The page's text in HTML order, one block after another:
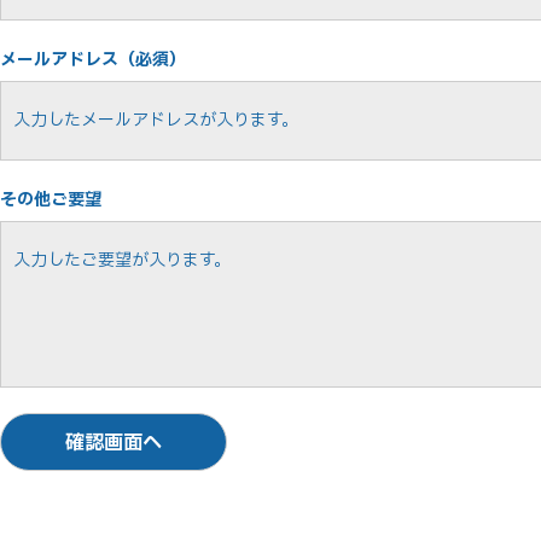
メールアドレス（必須）
その他ご要望